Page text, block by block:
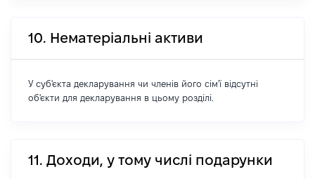
10. Нематеріальні активи
У суб'єкта декларування чи членів його сім'ї відсутні
об'єкти для декларування в цьому розділі.
11. Доходи, у тому числі подарунки